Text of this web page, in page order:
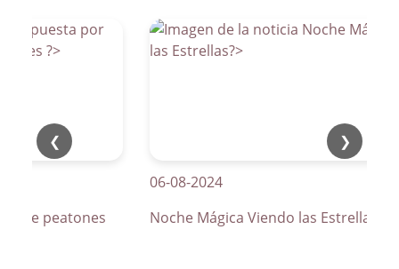
❮ ❯
de peatones
06-08-2024
Noche Mágica Viendo las Estrellas